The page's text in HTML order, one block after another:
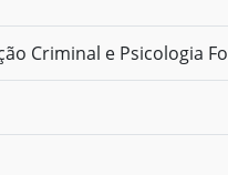
Criminal e Psicologia